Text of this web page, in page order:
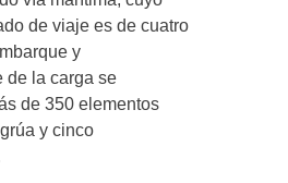
de viaje es de cuatro
y
de la carga se
de 350 elementos
y cinco